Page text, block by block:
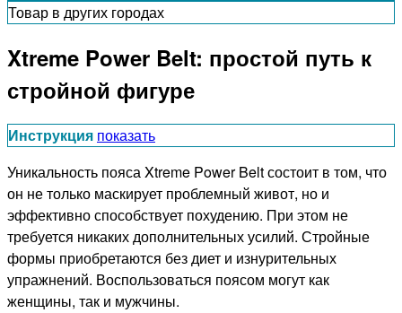
Товар в других городах
Xtreme Power Belt: простой путь к
стройной фигуре
Инструкция показать
Уникальность пояса Xtreme Power Belt состоит в том, что
он не только маскирует проблемный живот, но и
эффективно способствует похудению. При этом не
требуется никаких дополнительных усилий. Стройные
формы приобретаются без диет и изнурительных
упражнений. Воспользоваться поясом могут как
женщины, так и мужчины.